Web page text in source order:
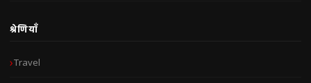
श्रेणियाँ
Travel